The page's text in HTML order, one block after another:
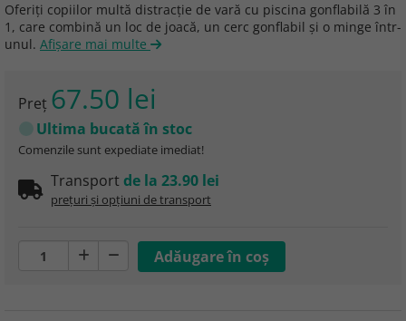
Oferiți copiilor multă distracție de vară cu piscina gonflabilă 3 în
1, care combină un loc de joacă, un cerc gonflabil și o minge într-
unul. Afişare mai multe
Preţ 67.50 lei
Ultima bucată în stoc
Comenzile sunt expediate imediat!
Transport de la 23.90 lei
prețuri și opțiuni de transport